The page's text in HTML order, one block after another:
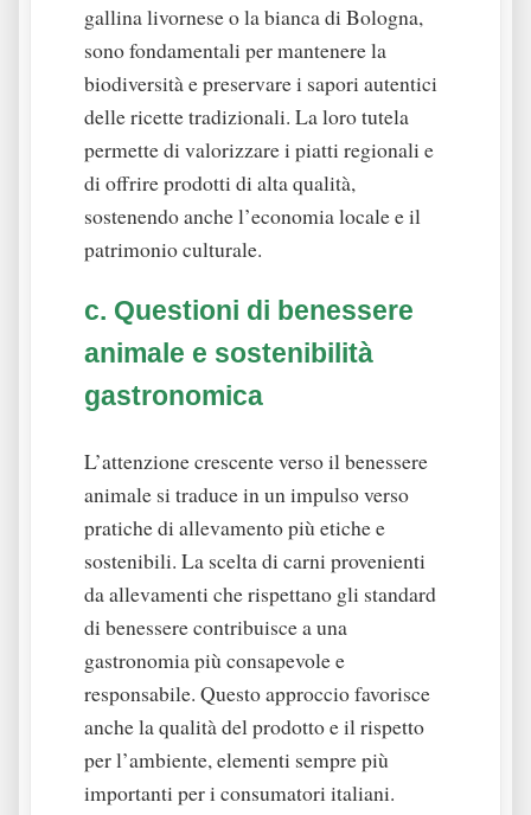
gallina livornese o la bianca di Bologna,
sono fondamentali per mantenere la
biodiversità e preservare i sapori autentici
delle ricette tradizionali. La loro tutela
permette di valorizzare i piatti regionali e
di offrire prodotti di alta qualità,
sostenendo anche l’economia locale e il
patrimonio culturale.
c. Questioni di benessere
animale e sostenibilità
gastronomica
L’attenzione crescente verso il benessere
animale si traduce in un impulso verso
pratiche di allevamento più etiche e
sostenibili. La scelta di carni provenienti
da allevamenti che rispettano gli standard
di benessere contribuisce a una
gastronomia più consapevole e
responsabile. Questo approccio favorisce
anche la qualità del prodotto e il rispetto
per l’ambiente, elementi sempre più
importanti per i consumatori italiani.